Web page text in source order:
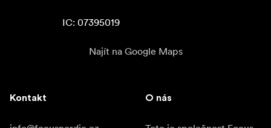
IC: 07395019
Najít na Google Maps
Kontakt O nás